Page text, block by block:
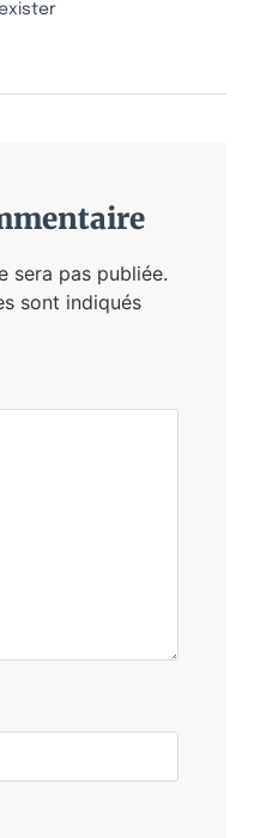
sera pas publiée.
sont indiqués